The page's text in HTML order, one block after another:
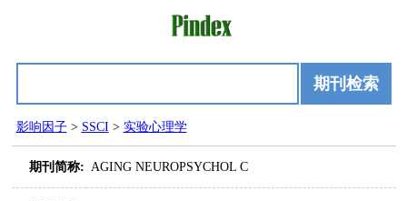
期刊检索
影响因子> SSCI > 实验心理学
期刊简称: AGING NEUROPSYCHOL C